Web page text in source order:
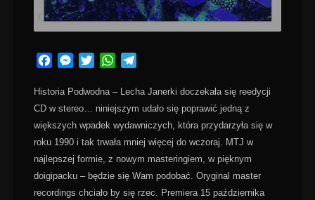
FacebookMessenger
TwitterWhatsApp
Historia Podwodna – Lecha Janerki doczekała się reedycji
CD w stereo… niniejszym udało się poprawić jedną z
większych wpadek wydawniczych, która przydarzyła się w
roku 1990 i tak trwała mniej więcej do wczoraj. MTJ w
najlepszej formie, z nowym masteringiem, w pięknym
doigipacku – będzie się Wam podobać. Oryginal master
recordings chciało by się rzec. Premiera 15 października